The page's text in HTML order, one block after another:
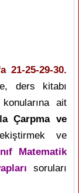
21-25-29-30.
ders kitabı
konularına ait
Çarpma ve
ve
Matematik
soruları